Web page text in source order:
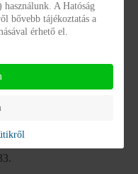
vezetője
használunk. A Hatóság
bővebb tájékoztatás a
érhető el.